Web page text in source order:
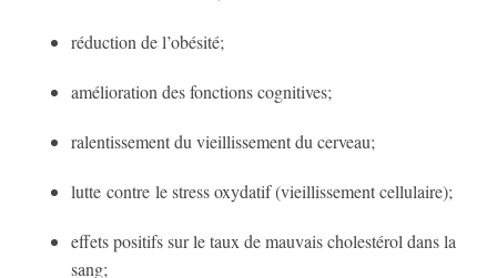
réduction de l’obésité;
amélioration des fonctions cognitives;
ralentissement du vieillissement du cerveau;
lutte contre le stress oxydatif (vieillissement cellulaire);
effets positifs sur le taux de mauvais cholestérol dans la
sang;